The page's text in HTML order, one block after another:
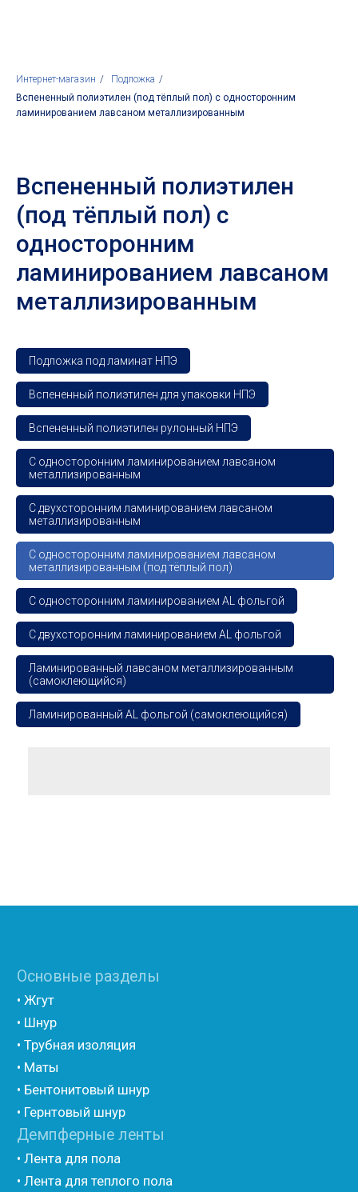
Интернет-магазин / Подложка /
Вспененный полиэтилен (под тёплый пол) с односторонним
ламинированием лавсаном металлизированным
Вспененный полиэтилен
(под тёплый пол) с
односторонним
ламинированием лавсаном
металлизированным
Подложка под ламинат НПЭ
Вспененный полиэтилен для упаковки НПЭ
Вспененный полиэтилен рулонный НПЭ
С односторонним ламинированием лавсаном
металлизированным
С двухсторонним ламинированием лавсаном
металлизированным
С односторонним ламинированием лавсаном
металлизированным (под тёплый пол)
С односторонним ламинированием AL фольгой
С двухсторонним ламинированием AL фольгой
Ламинированный лавсаном металлизированным
(самоклеющийся)
Ламинированный AL фольгой (самоклеющийся)
Основные разделы
• Жгут
• Шнур
• Полиэтилен с односторонним ламинированием
• Полиэтилен с двухсторонним ламинированием
лавсаном
• Полиэтилен с односторонним ламинированием
• Полиэтилен с двухсторонним ламинированием AL
фольгой
• Полиэтилен ламинированием лавсаном
(самоклеющийся)
• Полиэтилен ламинированием AL фольгой
(самоклеющийся)
• Вспененный полиэтилен для упаковки НПЭ
• Вспененный полиэтилен рулонный НПЭ
• Подложка под ламинат НПЭ
Мастика и герметик
• Мастика для швов